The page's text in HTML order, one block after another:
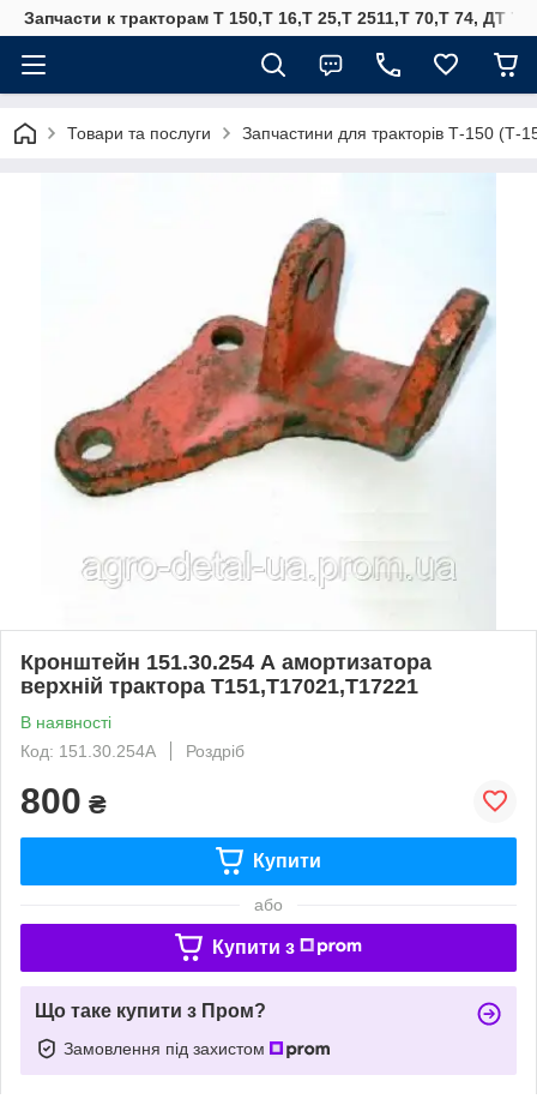
Запчасти к тракторам Т 150,Т 16,Т 25,Т 2511,Т 70,Т 74, ДТ
Товари та послуги Запчастини для тракторів Т-150
Кронштейн 151.30.254 А амортизатора
верхній трактора Т151,Т17021,Т17221
В наявності
Код: 151.30.254А
Роздріб
800 ₴
Купити
або
Купити з
Що таке купити з Пром?
Замовлення під захистом